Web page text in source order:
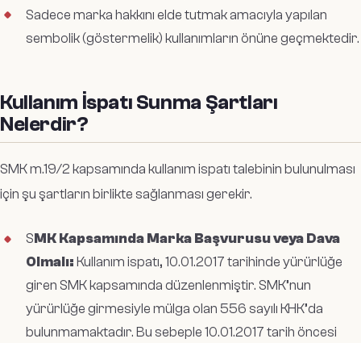
Sadece marka hakkını elde tutmak amacıyla yapılan
sembolik (göstermelik) kullanımların önüne geçmektedir.
Kullanım İspatı Sunma Şartları
Nelerdir?
SMK m.19/2 kapsamında kullanım ispatı talebinin bulunulması
için şu şartların birlikte sağlanması gerekir.
S MK Kapsamında Marka Başvurusu veya Dava
Olmalı: Kullanım ispatı, 10.01.2017 tarihinde yürürlüğe
giren SMK kapsamında düzenlenmiştir. SMK’nun
yürürlüğe girmesiyle mülga olan 556 sayılı KHK’da
bulunmamaktadır. Bu sebeple 10.01.2017 tarih öncesi